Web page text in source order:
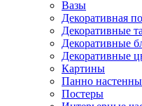
Вазы
Декоративная
Декоративные
Декоративные
Декоративные
Картины
Панно
Постеры